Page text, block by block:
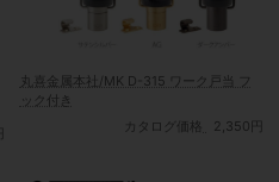
丸喜金属本社/MK D-315 ワーク戸当 フ
ック付き
カタログ価格
2,350円